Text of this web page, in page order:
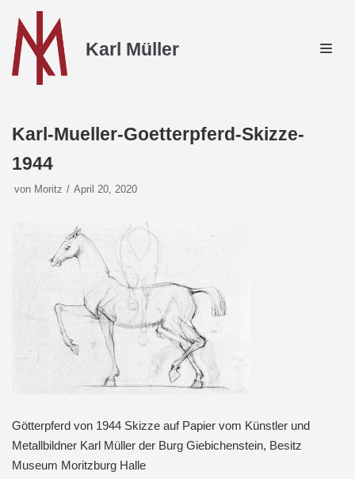
Zum
Inhalt
Karl Müller
Karl-Mueller-Goetterpferd-Skizze-
1944
von Moritz April 20, 2020
Götterpferd von 1944 Skizze auf Papier vom Künstler und
Metallbildner Karl Müller der Burg Giebichenstein, Besitz
Museum Moritzburg Halle